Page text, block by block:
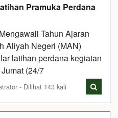
Pramuka Perdana
Tahun Ajaran
Aliyah Negeri (MAN)
latihan perdana kegiatan
(24/7
- Dilihat 143 kali